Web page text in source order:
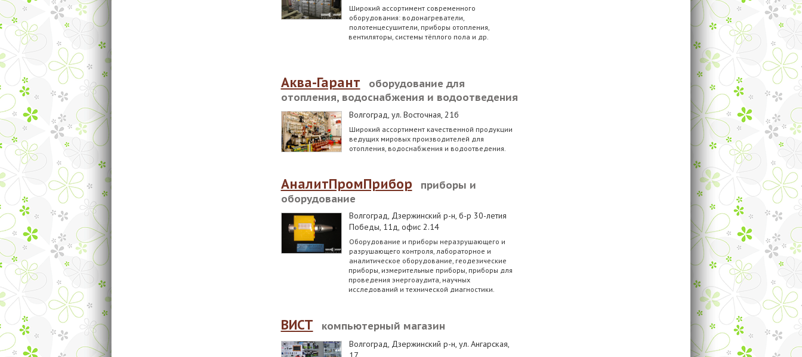
Широкий ассортимент современного
оборудования: водонагреватели,
полотенцесушители, приборы отопления,
вентиляторы, системы тёплого пола и др.
Аква-Гарант
оборудование для
отопления, водоснабжения и водоотведения
Волгоград, ул. Восточная, 21б
Широкий ассортимент качественной продукции
ведущих мировых производителей для
отопления, водоснабжения и водоотведения.
АналитПромПрибор
приборы и
оборудование
Волгоград, Дзержинский р-н, б-р 30-летия
Победы, 11д, офис 2.14
Оборудование и приборы неразрушающего и
разрушающего контроля, лабораторное и
аналитическое оборудование, геодезические
приборы, измерительные приборы, приборы для
проведения энергоаудита, научных
исследований и технической диагностики.
ВИСТ компьютерный магазин
Волгоград, Дзержинский р-н, ул. Ангарская,